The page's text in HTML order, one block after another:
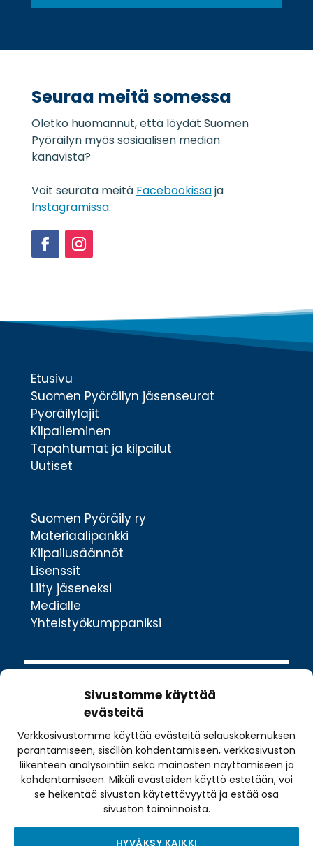
Sivustomme käyttää
evästeitä
Verkkosivustomme käyttää evästeitä selauskokemuksen
parantamiseen, sisällön kohdentamiseen, verkkosivuston
liikenteen analysointiin sekä mainosten näyttämiseen ja
kohdentamiseen. Mikäli evästeiden käyttö estetään, voi
se heikentää sivuston käytettävyyttä ja estää osa
sivuston toiminnoista.
HYVÄKSY KAIKKI
s
*
o
o
s
l
o
s
*
Seuraa meitä somessa
Oletko huomannut, että löydät Suomen
Pyöräilyn myös sosiaalisen median
kanavista?
Voit seurata meitä Facebookissaja
Instagramissa.
Etusivu
Suomen Pyöräilyn jäsenseurat
Pyöräilylajit
Kilpaileminen
Tapahtumat ja kilpailut
Uutiset
Suomen Pyöräily ry
Materiaalipankki
Kilpailusäännöt
Lisenssit
Liity jäseneksi
Medialle
Yhteistyökumppaniksi
Valimotie 10
00380 Helsinki
toimisto@pyoraily.fi
+358 50 516 9590